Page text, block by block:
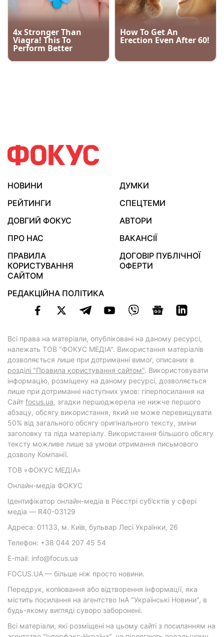
НОВИНИ
ДУМКИ
РЕЙТИНГИ
СПЕЦТЕМИ
ДОВГИЙ ФОКУС
АВТОРИ
ПРО НАС
ВАКАНСІЇ
ПРАВИЛА
КОРИСТУВАННЯ
САЙТОМ
ДОГОВІР ПУБЛІЧНОЇ
ОФЕРТИ
РЕДАКЦІЙНА ПОЛІТИКА
Всі права на матеріали, опубліковані на даному ресурсі,
належать ТОВ "ФОКУС МЕДІА". Використання матеріалів
дозволяється лише при дотриманні вимог, описаних в
розділі "Правила користування сайтом". Використовувати
інформацію, розміщену на даному ресурсі, дозволяється
лише при дотриманні наступних умов: гіперпосилання на
Cайт focus.ua, згадки першоджерела не нижче першого
абзацу, обсягу використання, який не може перевищувати
50% від загального обсягу оригінального тексту, зміни
заголовку та ліда матеріалу. Використання більшого обсягу
тексту можливе лише за умови отримання письмового
дозволу Компанії.
ТОВ «ФОКУС МЕДІА»
Онлайн-медіа ФОКУС
Ідентифікатор онлайн-медіа в Реєстрі суб’єктів у сфері
медіа — R40-03129
Адреса: 01133, м. Київ, бульвар Лесі Українки, 26
Телефон: +38 044 207 45 54
E-mail: info@focus.ua
FOCUS.UA — більше ніж просто новини.
Передрук, копіювання або відтворення інформації, яка
містить посилання на агентство ІнА "Українські Новини", в
будь-якому вигляді суворо заборонені.
Всі матеріали, які розміщені на цьому сайті з посиланням на